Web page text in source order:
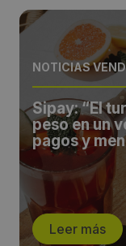
NOTICIAS
Sipay: “El
peso en un
pagos y
comercio
Leer más